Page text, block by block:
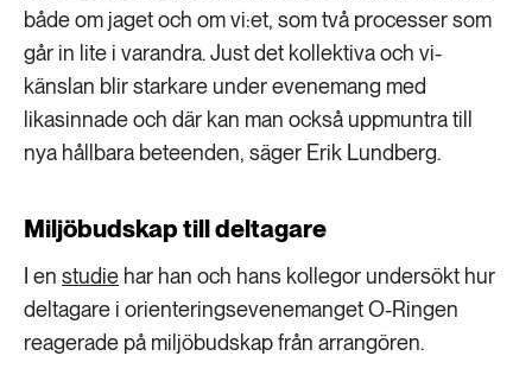
både om jaget och om vi:et, som två processer som
går in lite i varandra. Just det kollektiva och vi-
känslan blir starkare under evenemang med
likasinnade och där kan man också uppmuntra till
nya hållbara beteenden, säger Erik Lundberg.
Miljöbudskap till deltagare
I en studie har han och hans kollegor undersökt hur
deltagare i orienteringsevenemanget O-Ringen
reagerade på miljöbudskap från arrangören.